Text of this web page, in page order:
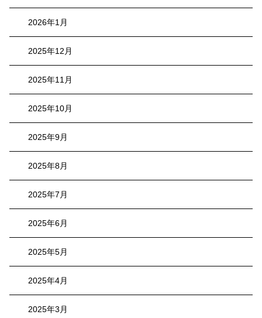
2026年1月
2025年12月
2025年11月
2025年10月
2025年9月
2025年8月
2025年7月
2025年6月
2025年5月
2025年4月
2025年3月